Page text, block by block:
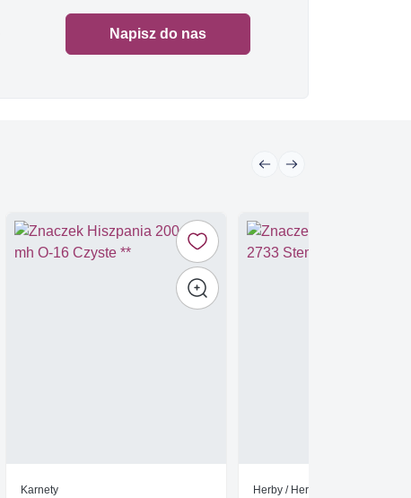
Napisz do nas
Karnety Herby / Heraldyka / Symbole